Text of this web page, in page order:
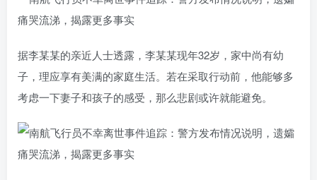
据李某某的亲近人士透露，李某某现年32岁，家中尚有幼
子，理应享有美满的家庭生活。若在采取行动前，他能够多
考虑一下妻子和孩子的感受，那么悲剧或许就能避免。